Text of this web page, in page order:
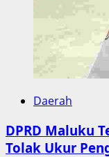
Daerah
DPRD Maluku
Tolak Ukur